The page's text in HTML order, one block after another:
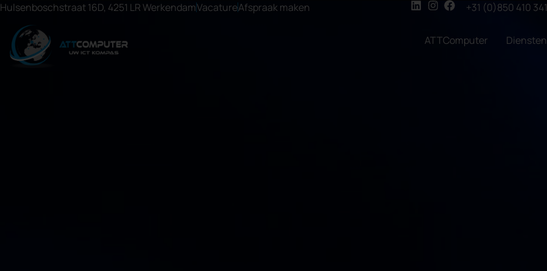
Hulsenboschstraat 16D, 4251 LR WerkendamVacatureAfspraak maken +31 (0)850 410 341
ATTComputer Diensten